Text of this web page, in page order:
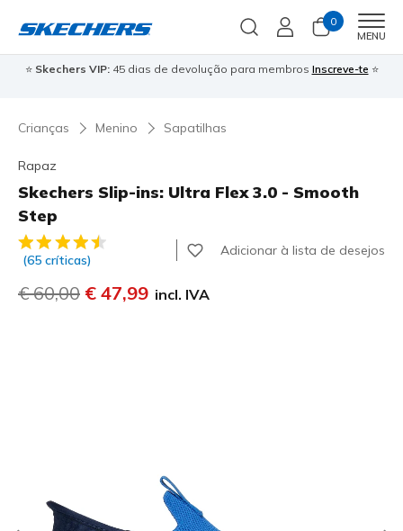
0
MENU
⭐ Skechers VIP:45 dias de devolução para membros Inscreve-te ⭐
Crianças Menino Sapatilhas
Rapaz
Skechers Slip-ins: Ultra Flex 3.0 - Smooth
Step
3$3 de 5 – Classificação do cliente
(65 críticas)
Adicionar à lista de desejos
Preço com desconto de
€ 60,00 para
€ 47,99 incl. IVA